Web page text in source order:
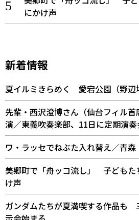
にかけ声
新着情報
夏イルミきらめく 愛宕公園（野辺
先輩・西沢澄博さん（仙台フィル
演／東義吹奏楽部、11日に定期演
ワ・ラッセでねぶた入れ替え／青森
美郷町で「舟ッコ流し」 子どもた
け声
ガンダムたちが夏満喫する作品も